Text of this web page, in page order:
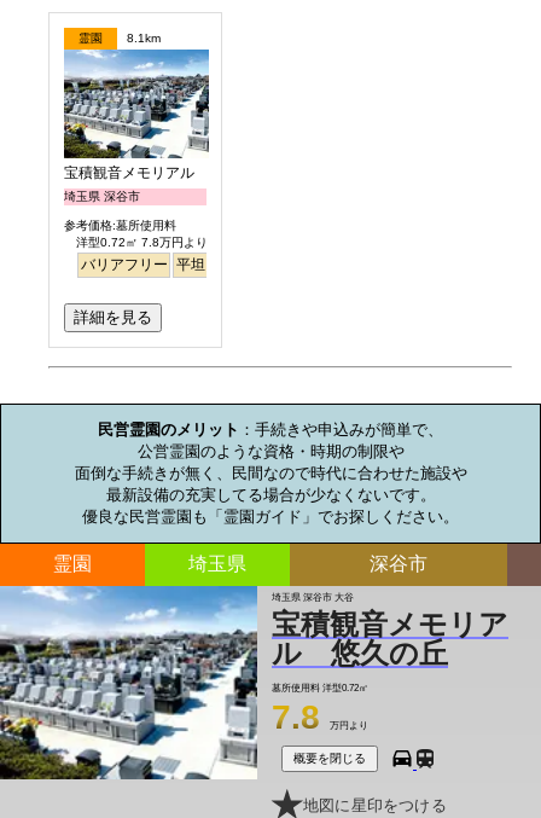
霊園 8.1km
宝積観音メモリアル 悠久の丘
埼玉県 深谷市
参考価格:墓所使用料
洋型0.72㎡ 7.8万円より
バリアフリー 平坦
詳細を見る
民営霊園のメリット ：手続きや申込みが簡単で、
公営霊園のような資格・時期の制限や
面倒な手続きが無く、民間なので時代に合わせた施設や
最新設備の充実してる場合が少なくないです。
優良な民営霊園も「霊園ガイド」でお探しください。
霊園 埼玉県 深谷市
埼玉県 深谷市 大谷
宝積観音メモリア
ル 悠久の丘
墓所使用料 洋型0.72㎡
7.8 万円より
概要を閉じる
地図に星印をつける